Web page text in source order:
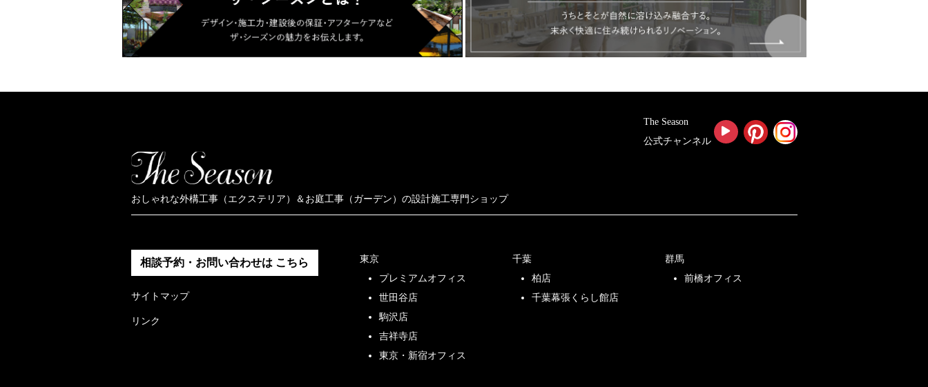
The Season
公式チャンネル
おしゃれな外構工事（エクステリア）＆お庭工事（ガーデン）の設計施工専門ショップ
相談予約・お問い合わせは こちら
サイトマップ
リンク
東京
プレミアムオフィス
世田谷店
駒沢店
吉祥寺店
東京・新宿オフィス
千葉
柏店
千葉幕張くらし館店
群馬
前橋オフィス